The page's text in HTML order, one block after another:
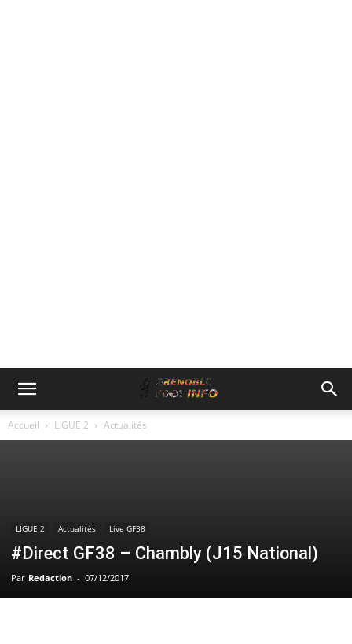
Accueil LIGUE 2 Actualités
LIGUE 2 Actualités Live GF38
#Direct GF38 – Chambly (J15 National)
Par Redaction - 07/12/2017